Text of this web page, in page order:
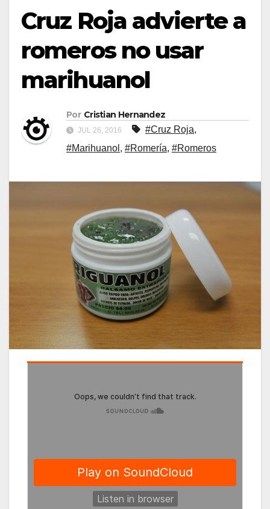
Cruz Roja advierte a
romeros no usar
marihuanol
Por Cristian Hernandez
JUL 26, 2016 #Cruz Roja,
#Marihuanol , #Romería, #Romeros